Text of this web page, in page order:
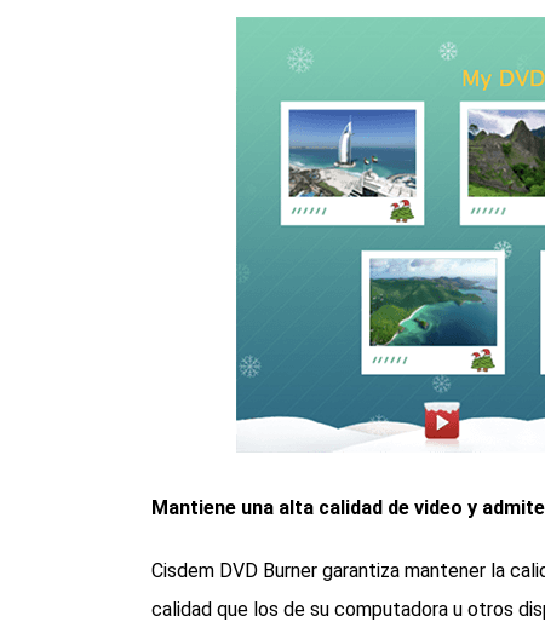
Mantiene una alta calidad de video y
Cisdem DVD Burner garantiza mantener la
calidad que los de su computadora u otros